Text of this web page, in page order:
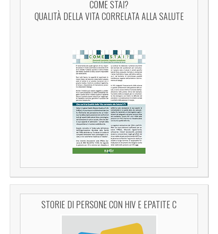
COME STAI?
QUALITÀ DELLA VITA CORRELATA ALLA SALUTE
STORIE DI PERSONE CON HIV E EPATITE C